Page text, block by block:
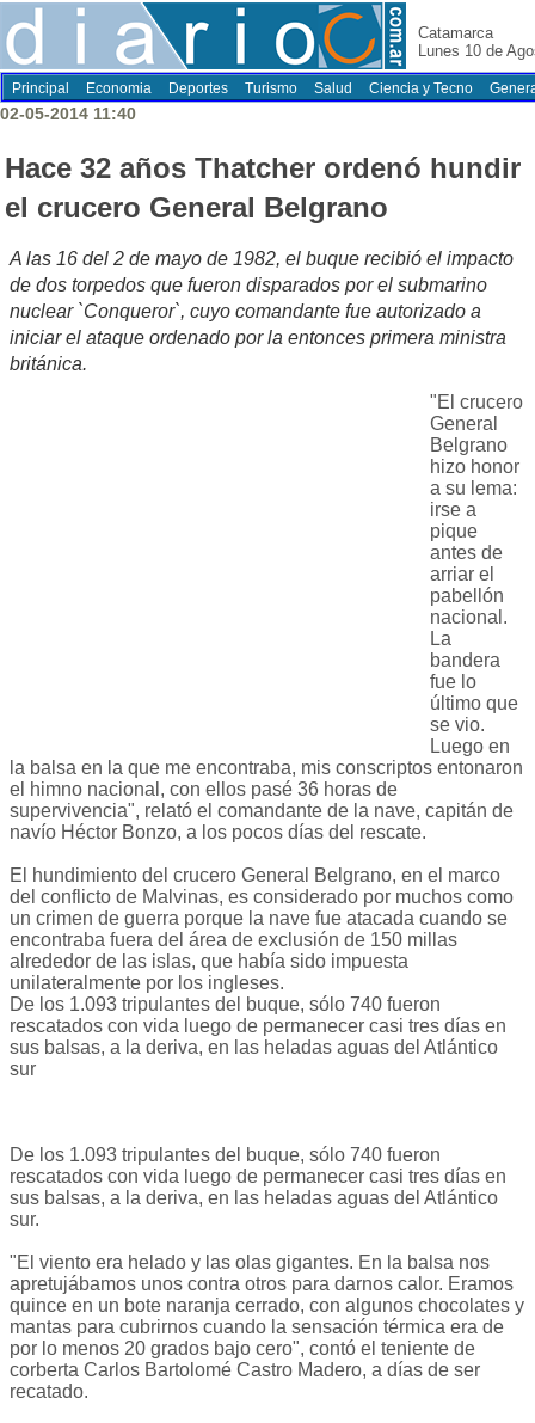
Catamarca
Lunes 10 de
Principal Economia Deportes Turismo Salud Ciencia y Tecno
02-05-2014 11:40
Hace 32 años Thatcher ordenó hundir
el crucero General Belgrano
A las 16 del 2 de mayo de 1982, el buque recibió el impacto
de dos torpedos que fueron disparados por el submarino
nuclear `Conqueror`, cuyo comandante fue autorizado a
iniciar el ataque ordenado por la entonces primera ministra
británica.
"El crucero
General
Belgrano
hizo honor
a su lema:
irse a
pique
antes de
arriar el
pabellón
nacional.
La
bandera
fue lo
último que
se vio.
Luego en
la balsa en la que me encontraba, mis conscriptos entonaron
el himno nacional, con ellos pasé 36 horas de
supervivencia", relató el comandante de la nave, capitán de
navío Héctor Bonzo, a los pocos días del rescate.
El hundimiento del crucero General Belgrano, en el marco
del conflicto de Malvinas, es considerado por muchos como
un crimen de guerra porque la nave fue atacada cuando se
encontraba fuera del área de exclusión de 150 millas
alrededor de las islas, que había sido impuesta
unilateralmente por los ingleses.
De los 1.093 tripulantes del buque, sólo 740 fueron
rescatados con vida luego de permanecer casi tres días en
sus balsas, a la deriva, en las heladas aguas del Atlántico
sur
De los 1.093 tripulantes del buque, sólo 740 fueron
rescatados con vida luego de permanecer casi tres días en
sus balsas, a la deriva, en las heladas aguas del Atlántico
sur.
"El viento era helado y las olas gigantes. En la balsa nos
apretujábamos unos contra otros para darnos calor. Eramos
quince en un bote naranja cerrado, con algunos chocolates y
mantas para cubrirnos cuando la sensación térmica era de
por lo menos 20 grados bajo cero", contó el teniente de
corberta Carlos Bartolomé Castro Madero, a días de ser
recatado.